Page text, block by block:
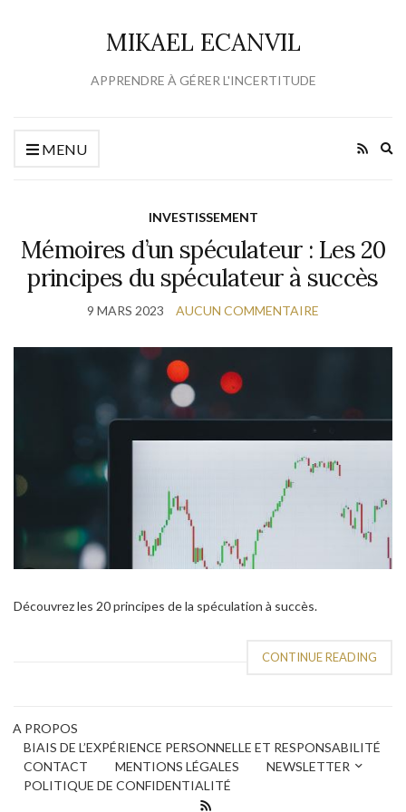
MIKAEL ECANVIL
APPRENDRE À GÉRER L'INCERTITUDE
MENU
INVESTISSEMENT
Mémoires d’un spéculateur : Les 20
principes du spéculateur à succès
9 MARS 2023 AUCUN COMMENTAIRE
Découvrez les 20 principes de la spéculation à succès.
CONTINUE READING
A PROPOS
BIAIS DE L’EXPÉRIENCE PERSONNELLE ET RESPONSABILITÉ
CONTACT
MENTIONS LÉGALES
NEWSLETTER
POLITIQUE DE CONFIDENTIALITÉ